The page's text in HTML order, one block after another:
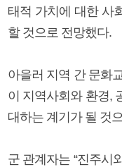
태적 가치에 대한 사
할 것으로 전망했다.
아을러 지역 간 문화
이 지역사회와 환경,
대하는 계기가 될 것
군 관계자는 “진주시